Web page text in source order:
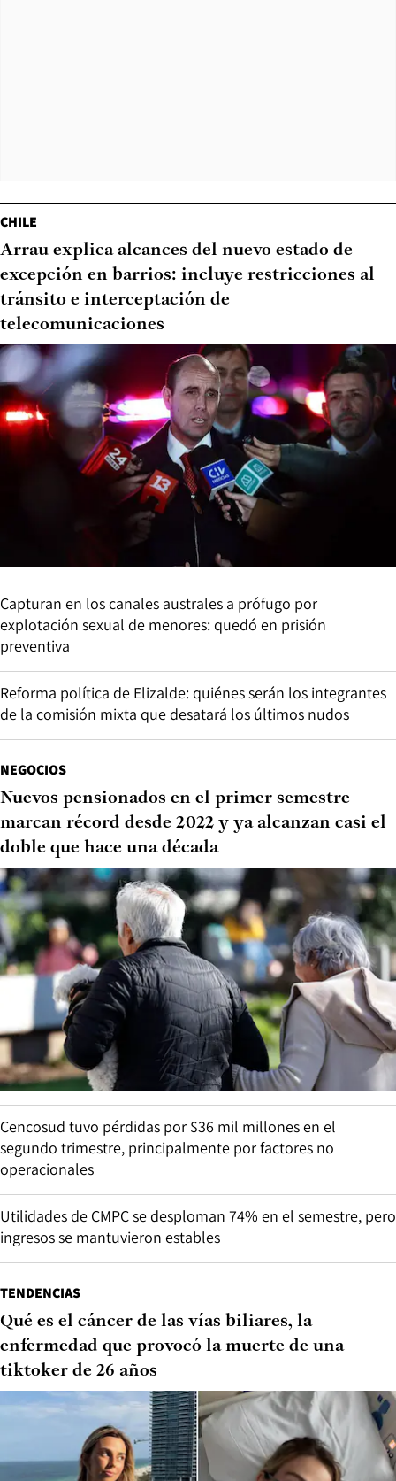
CHILE
Arrau explica alcances del nuevo estado de
excepción en barrios: incluye restricciones al
tránsito e interceptación de
telecomunicaciones
Capturan en los canales australes a prófugo por
explotación sexual de menores: quedó en prisión
preventiva
Reforma política de Elizalde: quiénes serán los integrantes
de la comisión mixta que desatará los últimos nudos
NEGOCIOS
Nuevos pensionados en el primer semestre
marcan récord desde 2022 y ya alcanzan casi el
doble que hace una década
Cencosud tuvo pérdidas por $36 mil millones en el
segundo trimestre, principalmente por factores no
operacionales
Utilidades de CMPC se desploman 74% en el semestre, pero
ingresos se mantuvieron estables
TENDENCIAS
Qué es el cáncer de las vías biliares, la
enfermedad que provocó la muerte de una
tiktoker de 26 años